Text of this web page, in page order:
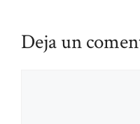
Deja un